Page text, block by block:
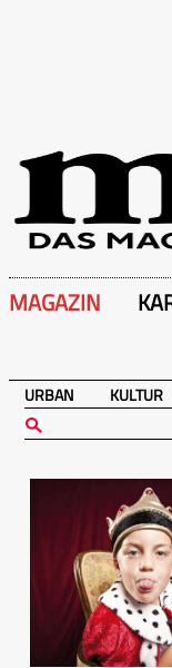
MAGAZIN
URBAN KULTUR